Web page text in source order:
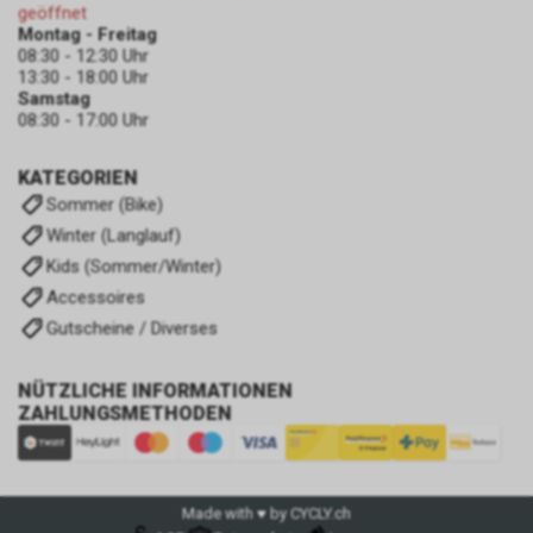
KATEGORIEN
Sommer (Bike)
Winter (Langlauf)
Kids (Sommer/Winter)
Accessoires
Gutscheine / Diverses
NÜTZLICHE INFORMATIONEN
ZAHLUNGSMETHODEN
geöffnet
Montag - Freitag
08:30 - 12:30 Uhr
13:30 - 18:00 Uhr
Samstag
08:30 - 17:00 Uhr
Made with ♥ by CYCLY.ch